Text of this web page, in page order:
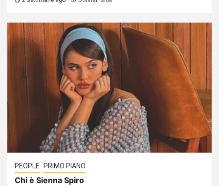
PEOPLE PRIMO PIANO
Chi è Sienna Spiro